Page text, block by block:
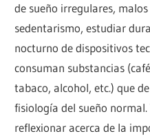
de sueño irregulares,
sedentarismo, estudiar
nocturno de dispositivos
consuman substancias
tabaco, alcohol, etc.) que
fisiología del sueño
reflexionar acerca de la